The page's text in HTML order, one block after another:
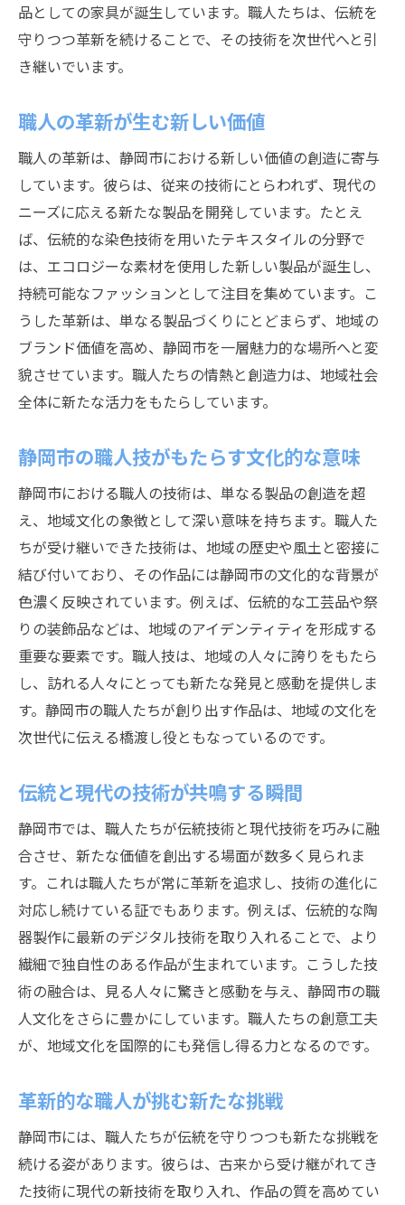
品としての家具が誕生しています。職人たちは、伝統を
守りつつ革新を続けることで、その技術を次世代へと引
き継いでいます。
職人の革新が生む新しい価値
職人の革新は、静岡市における新しい価値の創造に寄与
しています。彼らは、従来の技術にとらわれず、現代の
ニーズに応える新たな製品を開発しています。たとえ
ば、伝統的な染色技術を用いたテキスタイルの分野で
は、エコロジーな素材を使用した新しい製品が誕生し、
持続可能なファッションとして注目を集めています。こ
うした革新は、単なる製品づくりにとどまらず、地域の
ブランド価値を高め、静岡市を一層魅力的な場所へと変
貌させています。職人たちの情熱と創造力は、地域社会
全体に新たな活力をもたらしています。
静岡市の職人技がもたらす文化的な意味
静岡市における職人の技術は、単なる製品の創造を超
え、地域文化の象徴として深い意味を持ちます。職人た
ちが受け継いできた技術は、地域の歴史や風土と密接に
結び付いており、その作品には静岡市の文化的な背景が
色濃く反映されています。例えば、伝統的な工芸品や祭
りの装飾品などは、地域のアイデンティティを形成する
重要な要素です。職人技は、地域の人々に誇りをもたら
し、訪れる人々にとっても新たな発見と感動を提供しま
す。静岡市の職人たちが創り出す作品は、地域の文化を
次世代に伝える橋渡し役ともなっているのです。
伝統と現代の技術が共鳴する瞬間
静岡市では、職人たちが伝統技術と現代技術を巧みに融
合させ、新たな価値を創出する場面が数多く見られま
す。これは職人たちが常に革新を追求し、技術の進化に
対応し続けている証でもあります。例えば、伝統的な陶
器製作に最新のデジタル技術を取り入れることで、より
繊細で独自性のある作品が生まれています。こうした技
術の融合は、見る人々に驚きと感動を与え、静岡市の職
人文化をさらに豊かにしています。職人たちの創意工夫
が、地域文化を国際的にも発信し得る力となるのです。
革新的な職人が挑む新たな挑戦
静岡市には、職人たちが伝統を守りつつも新たな挑戦を
続ける姿があります。彼らは、古来から受け継がれてき
た技術に現代の新技術を取り入れ、作品の質を高めてい